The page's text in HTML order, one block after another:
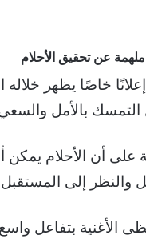
عن تحقيق الأحلام
خاصًا يظهر
التمسك بالأمل
على أن الأحلام
والنظر إلى المستقبل
الأغنية بتفاعل